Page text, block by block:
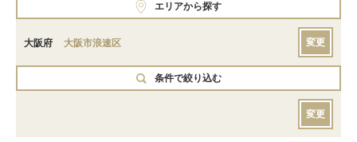
エリアから探す
大阪府 大阪市浪速区 変更
条件で絞り込む
変更